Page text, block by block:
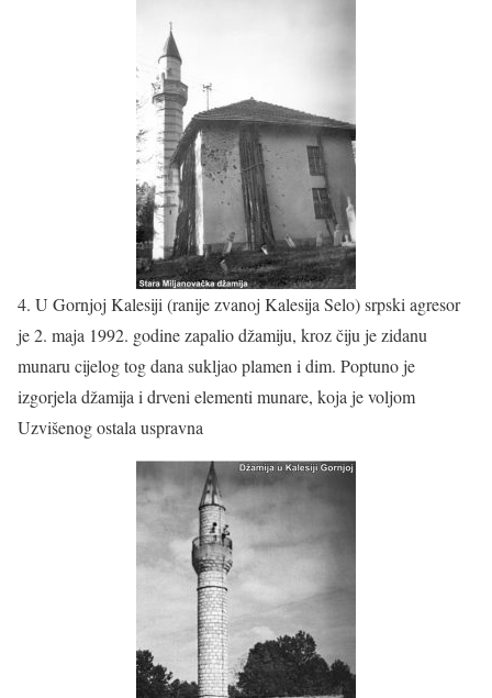
4. U Gornjoj Kalesiji (ranije zvanoj Kalesija Selo) srpski agresor
je 2. maja 1992. godine zapalio džamiju, kroz čiju je zidanu
munaru cijelog tog dana sukljao plamen i dim. Poptuno je
izgorjela džamija i drveni elementi munare, koja je voljom
Uzvišenog ostala uspravna